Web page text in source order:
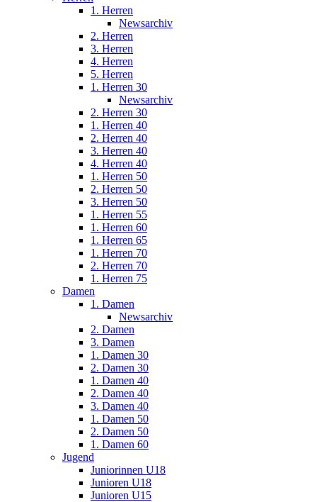
1. Herren
Newsarchiv
2. Herren
3. Herren
4. Herren
5. Herren
1. Herren 30
Newsarchiv
2. Herren 30
1. Herren 40
2. Herren 40
3. Herren 40
4. Herren 40
1. Herren 50
2. Herren 50
3. Herren 50
1. Herren 55
1. Herren 60
1. Herren 65
1. Herren 70
2. Herren 70
1. Herren 75
Damen
1. Damen
Newsarchiv
2. Damen
3. Damen
1. Damen 30
2. Damen 30
1. Damen 40
2. Damen 40
3. Damen 40
1. Damen 50
2. Damen 50
1. Damen 60
Jugend
Juniorinnen U18
Junioren U18
Junioren U15